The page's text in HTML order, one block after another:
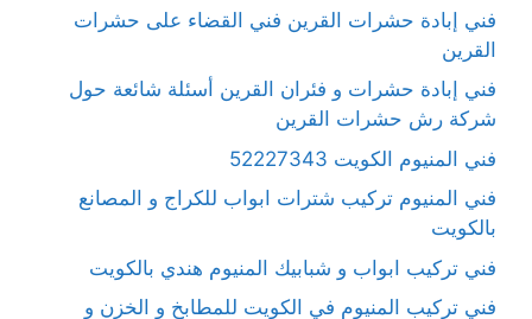
فني إبادة حشرات القرين فني القضاء على حشرات
القرين
فني إبادة حشرات و فئران القرين أسئلة شائعة حول
شركة رش حشرات القرين
فني المنيوم الكويت 52227343
فني المنيوم تركيب شترات ابواب للكراج و المصانع
بالكويت
فني تركيب ابواب و شبابيك المنيوم هندي بالكويت
فني تركيب المنيوم في الكويت للمطابخ و الخزن و